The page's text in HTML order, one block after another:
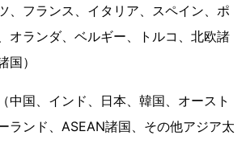
、フランス、イタリア、スペイン、ポ
オランダ、ベルギー、トルコ、北欧諸
国）
中国、インド、日本、韓国、オースト
ランド、ASEAN諸国、その他アジア太